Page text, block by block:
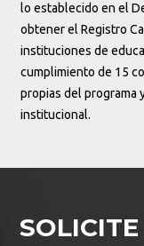
lo establecido en el
obtener el Registro
instituciones de
cumplimiento de 15
propias del programa
institucional.
SOLICITE